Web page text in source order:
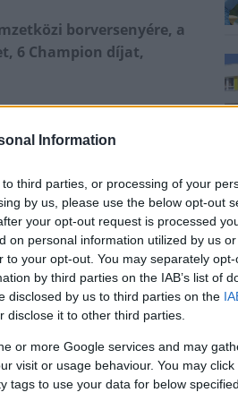
Information
third parties, or processing of your
by us, please use the below opt-out
your opt-out request is processed
on personal information utilized by us
your opt-out. You may separately
by third parties on the IAB’s list of
disclosed by us to third parties on the
disclose it to other third parties.
or more Google services and may
visit or usage behaviour. You may
tags to use your data for below
borversenyére, a
6 Champion díjat,
le rangos versenyeiket
halasztották
helyzet javulásának,
július 3-5. között
közleményükben.
képest kicsit másként
érkeztek, de így is
A szervezők a
délutáni
775 minta összesen 15
csaknem 70